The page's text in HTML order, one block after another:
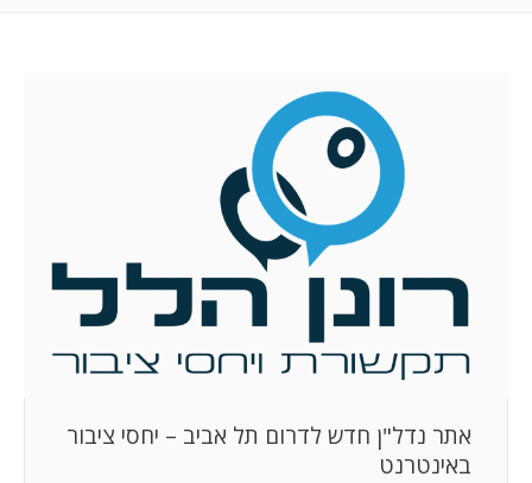
חדר חדשות
המלצות
ניהול מוניטין
צור קשר
אתר נדל"ן חדש לדרום תל אביב – יחסי ציבור
באינטרנט